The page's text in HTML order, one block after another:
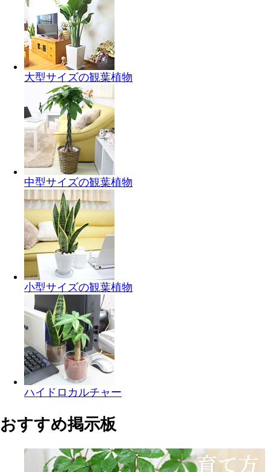
大型サイズの観葉植物
中型サイズの観葉植物
小型サイズの観葉植物
ハイドロカルチャー
おすすめ掲示板